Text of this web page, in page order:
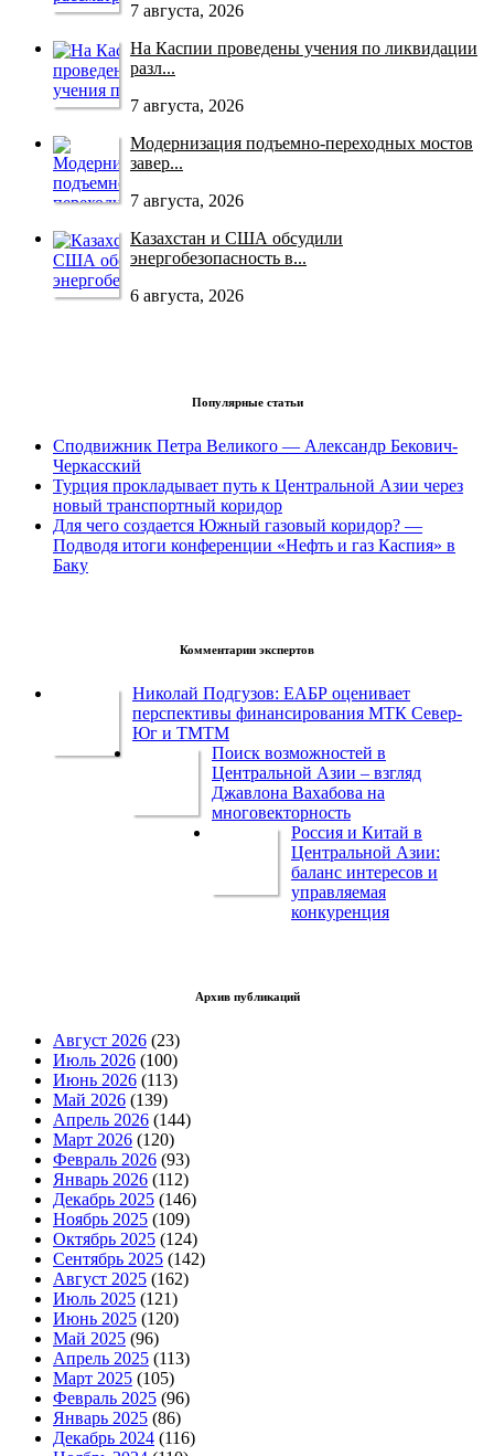
7 августа, 2026
На Каспии проведены учения по ликвидации
разл...
7 августа, 2026
Модернизация подъемно-переходных мостов
завер...
7 августа, 2026
Казахстан и США обсудили
энергобезопасность в...
6 августа, 2026
Популярные статьи
Сподвижник Петра Великого — Александр Бекович-
Черкасский
Турция прокладывает путь к Центральной Азии через
новый транспортный коридор
Для чего создается Южный газовый коридор? —
Подводя итоги конференции «Нефть и газ Каспия» в
Баку
Комментарии экспертов
Николай Подгузов: ЕАБР оценивает
перспективы финансирования МТК Север-
Юг и ТМТМ
Поиск возможностей в
Центральной Азии – взгляд
Джавлона Вахабова на
многовекторность
Россия и Китай в
Центральной Азии:
баланс интересов и
управляемая
конкуренция
Архив публикаций
Август 2026 (23)
Июль 2026 (100)
Июнь 2026 (113)
Май 2026 (139)
Апрель 2026 (144)
Март 2026 (120)
Февраль 2026 (93)
Январь 2026 (112)
Декабрь 2025 (146)
Ноябрь 2025 (109)
Октябрь 2025 (124)
Сентябрь 2025 (142)
Август 2025 (162)
Июль 2025 (121)
Июнь 2025 (120)
Май 2025 (96)
Апрель 2025 (113)
Март 2025 (105)
Февраль 2025 (96)
Январь 2025 (86)
Декабрь 2024 (116)